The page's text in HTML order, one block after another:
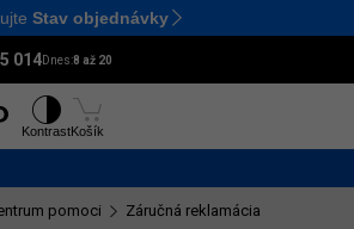
Ctrl M
Stav objednávky
014Dnes:8 až 20
KontrastKošík
pomoci Záručná reklamácia